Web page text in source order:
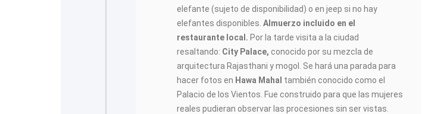
elefante (sujeto de disponibilidad) o en jeep si no hay
elefantes disponibles.Almuerzo incluido en el
restaurante local. Por la tarde visita a la ciudad
resaltando: City Palace, conocido por su mezcla de
arquitectura Rajasthani y mogol. Se hará una parada para
hacer fotos en Hawa Mahal también conocido como el
Palacio de los Vientos. Fue construido para que las mujeres
reales pudieran observar las procesiones sin ser vistas.